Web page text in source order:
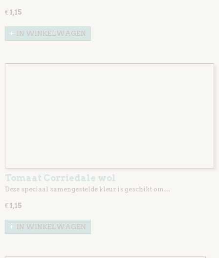
€ 1,15
IN WINKELWAGEN
Tomaat Corriedale wol
Deze speciaal samengestelde kleur is geschikt om…
€ 1,15
IN WINKELWAGEN